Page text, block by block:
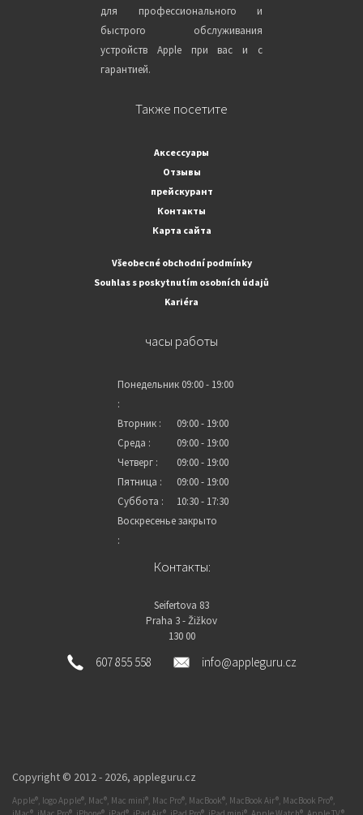
для профессионального и
быстрого обслуживания
устройств Apple при вас и с
гарантией.
Также посетите
Аксессуары
Отзывы
прейскурант
Контакты
Карта сайта
Všeobecné obchodní podmínky
Souhlas s poskytnutím osobních údajů
Kariéra
часы работы
Понедельник
:
09:00 - 19:00
Вторник :
09:00 - 19:00
Среда :
09:00 - 19:00
Четверг :
09:00 - 19:00
Пятница :
09:00 - 19:00
Суббота :
10:30 - 17:30
Воскресенье
:
закрыто
Контакты:
Seifertova 83
Praha 3 - Žižkov
130 00
607 855 558 info@appleguru.cz
Copyright © 2012 - 2026, appleguru.cz
Apple®, logo Apple®, Mac®, Mac mini®, Mac Pro®, MacBook®, MacBook Air®, MacBook Pro®,